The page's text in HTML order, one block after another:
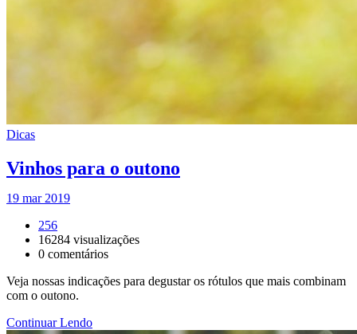
Dicas
Vinhos para o outono
19 mar 2019
256
16284 visualizações
0 comentários
Veja nossas indicações para degustar os rótulos que mais combinam
com o outono.
Continuar Lendo